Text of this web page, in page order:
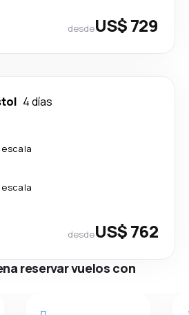
desdeUS$ 729
4 días
desdeUS$ 762
reservar vuelos con